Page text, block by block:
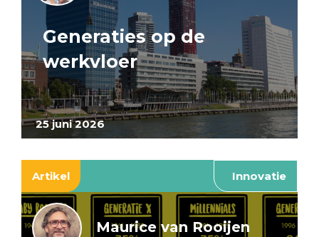
25 juni 2026
Generaties op de
werkvloer
Artikel Innovatie
Maurice van Rooijen